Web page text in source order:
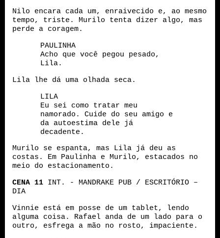
Nilo encara cada um, enraivecido e, ao mesmo
tempo, triste. Murilo tenta dizer algo, mas
perde a coragem.
PAULINHA
Acho que você pegou pesado,
Lila.
Lila lhe dá uma olhada seca.
LILA
Eu sei como tratar meu
namorado. Cuide do seu amigo e
da autoestima dele já
decadente.
Murilo se espanta, mas Lila já deu as
costas. Em Paulinha e Murilo, estacados no
meio do estacionamento.
CENA 11 INT. - MANDRAKE PUB / ESCRITÓRIO –
DIA
Vinnie está em posse de um tablet, lendo
alguma coisa. Rafael anda de um lado para o
outro, esfrega a mão no rosto, impaciente.